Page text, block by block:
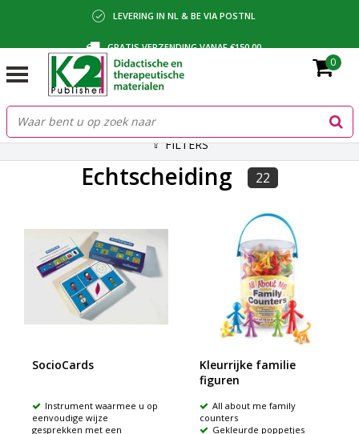
LEVERING IN NL & BE VIA POSTNL
GRATIS VERZENDING VANAF €150,00
BETALING VIA IDEAL, BANCONTACT OF FACTUUR
0
FILTERS
Echtscheiding 22
SocioCards
Instrument waarmee u op
eenvoudige wijze
gesprekken met een
Kleurrijke familie
figuren
All about me family
counters
Gekleurde poppetjes